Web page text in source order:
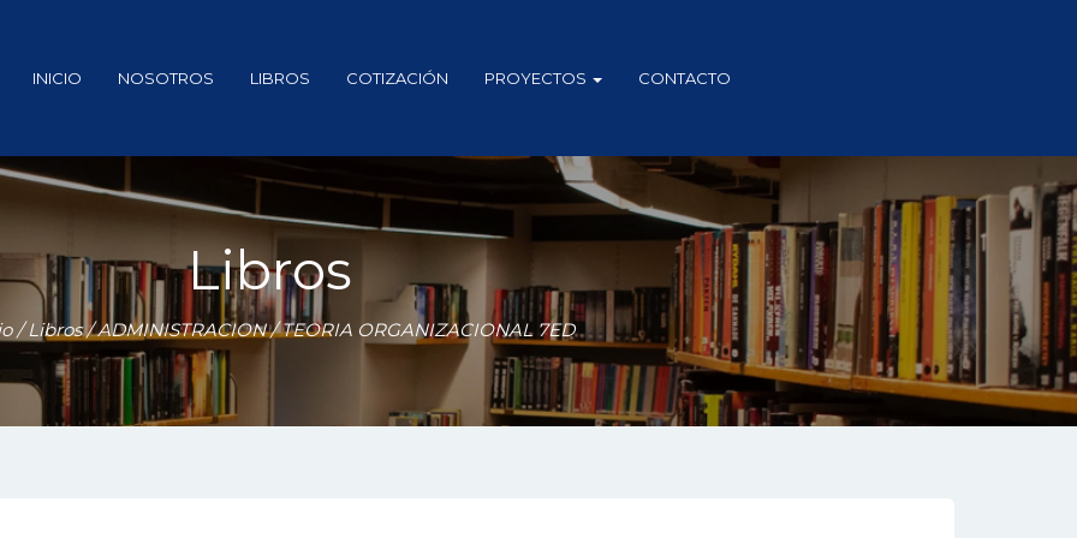
INICIO NOSOTROS LIBROS COTIZACIÓN PROYECTOS CONTACTO
Libros
/Libros/ADMINISTRACION/ TEORIA ORGANIZACIONAL 7ED